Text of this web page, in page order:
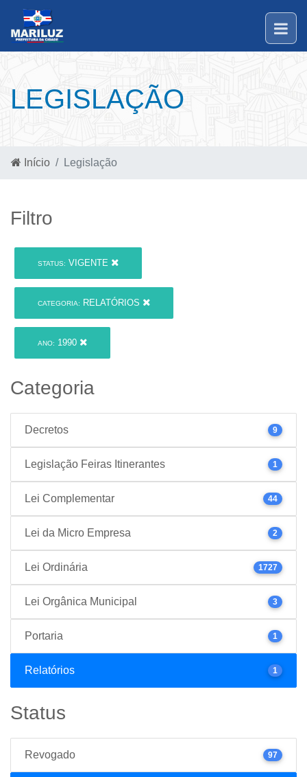
LEGISLAÇÃO
Início Legislação
Filtro
STATUS: VIGENTE
CATEGORIA: RELATÓRIOS
ANO: 1990
Categoria
Decretos 9
Legislação Feiras Itinerantes 1
Lei Complementar 44
Lei da Micro Empresa 2
Lei Ordinária 1727
Lei Orgânica Municipal 3
Portaria 1
Relatórios 1
Status
Revogado 97